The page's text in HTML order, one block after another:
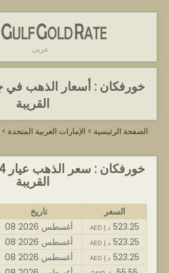
عربى
القريبة
الصفحة الرئيسية > الإمارات العربية المتحدة >
القريبة
تاريخ
السعر
08 أغسطس 2026 AED د.إ 523.25
08 أغسطس 2026 AED د.إ 523.25
08 أغسطس 2026 AED د.إ 523.25